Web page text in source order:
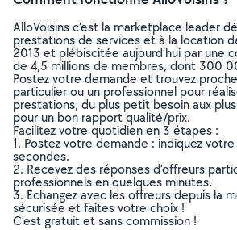
AlloVoisins c’est la marketplace leader
prestations de services et à la location
2013 et plébiscitée aujourd’hui par une
de 4,5 millions de membres, dont 300
Postez votre demande et trouvez
particulier ou un professionnel pour
prestations, du plus petit besoin aux
pour un bon rapport qualité/prix.
Facilitez votre quotidien en 3 étapes :
1. Postez votre demande : indiquez
secondes.
2. Recevez des réponses d’offreurs
professionnels en quelques minutes.
3. Echangez avec les offreurs depuis la
sécurisée et faites votre choix !
C’est gratuit et sans commission !